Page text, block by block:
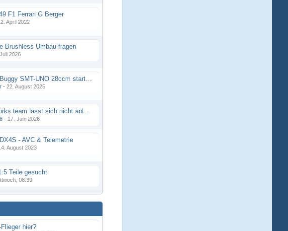
F1 Ferrari G Berger
April 2022
Brushless Umbau fragen
2026
Smartech Buggy SMT-UNO 28ccm startet nicht
- 22. August 2025
Lrp flow works team lässt sich nicht anlernen
- 17. Juni 2026
- AVC & Telemetrie
August 2023
Teile gesucht
08:39
hier?